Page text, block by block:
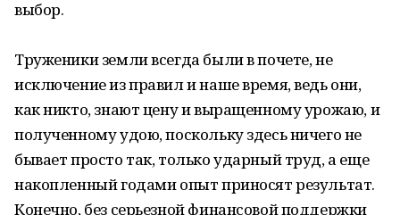
выбор.
Труженики земли всегда были в почете, не
исключение из правил и наше время, ведь они,
как никто, знают цену и выращенному урожаю, и
полученному удою, поскольку здесь ничего не
бывает просто так, только ударный труд, а еще
накопленный годами опыт приносят результат.
Конечно, без серьезной финансовой поддержки